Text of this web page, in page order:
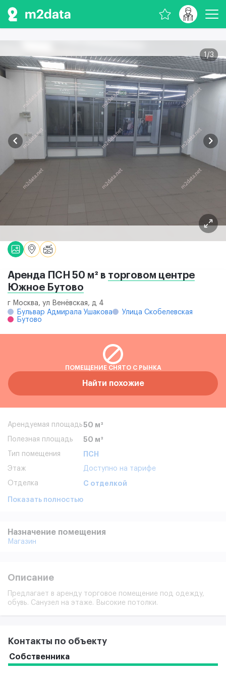
1 /3
Аренда ПСН 50 м² в торговом центре
Южное Бутово
г Москва, ул Венёвская, д 4
Бульвар Адмирала Ушакова
Улица Скобелевская
Бутово
ПОМЕЩЕНИЕ СНЯТО С РЫНКА
Найти похожие
Арендуемая площадь50 м²
Полезная площадь 50 м²
Тип помещения ПСН
Этаж Доступно на тарифе
Отделка С отделкой
Показать полностью
Назначение помещения
Магазин
Описание
Предлагает в аренду торговое помещение под одежду,
обувь. Санузел на этаже. Высокие потолки.
Контакты по объекту
Собственника